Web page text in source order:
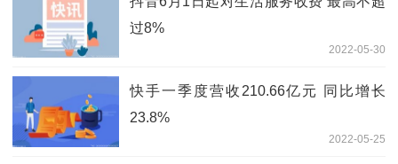
过8%
2022-05-30
快手一季度营收210.66亿元 同比增长
23.8%
2022-05-25